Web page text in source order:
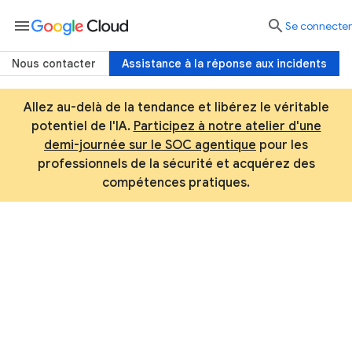
Allez au-delà de la tendance et libérez le véritable
potentiel de l'IA. Participez à notre atelier d'une
demi-journée sur le SOC agentique pour les
professionnels de la sécurité et acquérez des
compétences pratiques.
menu  Se connecter
Assistance à la réponse aux incidents
Nous contacter